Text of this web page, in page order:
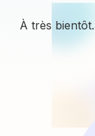
À très bientôt.